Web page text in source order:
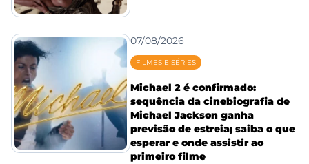
07/08/2026
FILMES E SÉRIES
Michael 2 é confirmado:
sequência da cinebiografia de
Michael Jackson ganha
previsão de estreia; saiba o que
esperar e onde assistir ao
primeiro filme